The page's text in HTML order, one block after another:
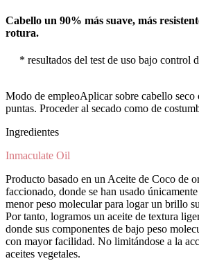
Cabello un 90% más suave, más
rotura.
* resultados del test de uso bajo control
Modo de empleoAplicar sobre cabello seco
puntas. Proceder al secado como de
Ingredientes
Inmaculate Oil
Producto basado en un Aceite de Coco de
faccionado, donde se han usado
menor peso molecular para logar un brillo
Por tanto, logramos un aceite de textura
donde sus componentes de bajo peso
con mayor facilidad. No limitándose a la
aceites vegetales.